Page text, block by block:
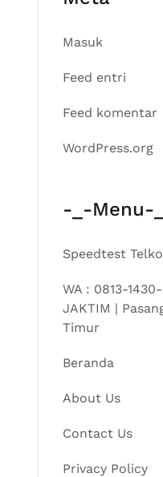
Masuk
Feed entri
Feed komentar
WordPress.org
-_-Menu-
Speedtest
WA : 0813-
JAKTIM |
Timur
Beranda
About Us
Contact Us
Privacy Policy